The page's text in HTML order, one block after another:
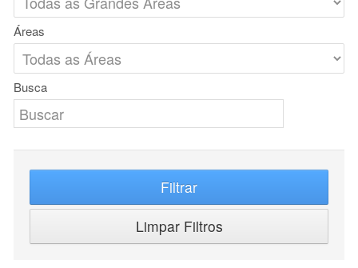
Áreas
Busca
Filtrar
Limpar Filtros